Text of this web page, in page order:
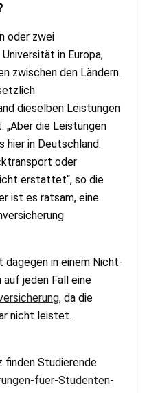
oder zwei
in Europa,
zwischen den Ländern.
dieselben Leistungen
„Aber die Leistungen
hier in Deutschland.
oder
erstattet“, so die
ist es ratsam, eine
in einem Nicht-
jeden Fall eine
, da die
nicht leistet.
finden Studierende
fuer-Studenten-